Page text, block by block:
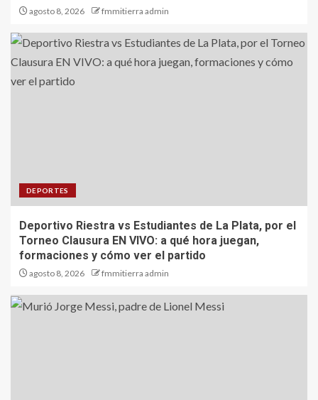
agosto 8, 2026 fmmitierra admin
DEPORTES
Deportivo Riestra vs Estudiantes de La Plata, por el
Torneo Clausura EN VIVO: a qué hora juegan,
formaciones y cómo ver el partido
agosto 8, 2026 fmmitierra admin